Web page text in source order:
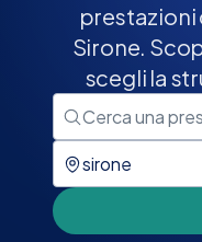
prestazioni
Sirone.
scegli la